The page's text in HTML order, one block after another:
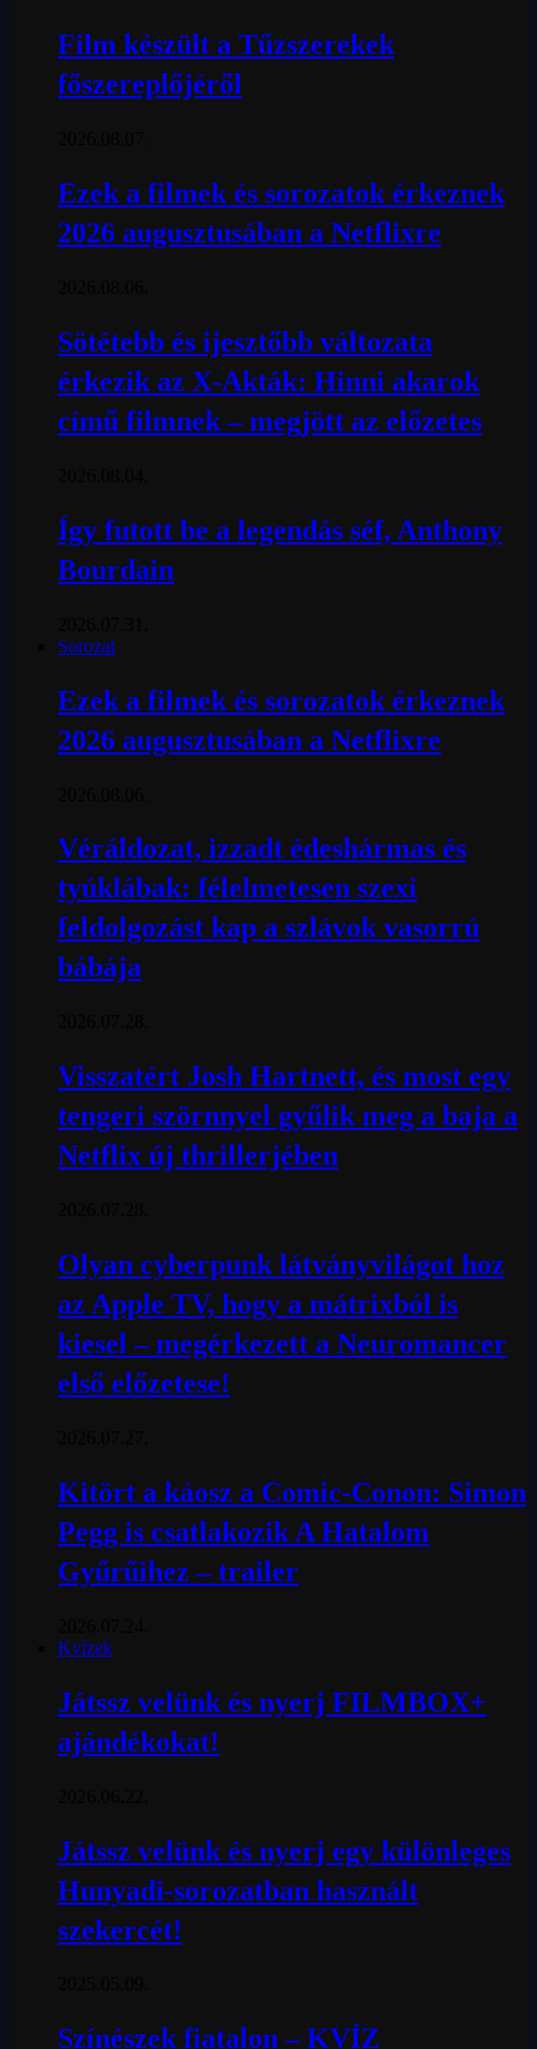
Film készült a Tűzszerekek
főszereplőjéről
Ezek a filmek és sorozatok érkeznek
2026 augusztusában a Netflixre
Sötétebb és ijesztőbb változata
érkezik az X-Akták: Hinni akarok
című filmnek – megjött az előzetes
Így futott be a legendás séf, Anthony
Bourdain
Sorozat
Ezek a filmek és sorozatok érkeznek
2026 augusztusában a Netflixre
Véráldozat, izzadt édeshármas és
tyúklábak: félelmetesen szexi
feldolgozást kap a szlávok vasorrú
bábája
Visszatért Josh Hartnett, és most egy
tengeri szörnnyel gyűlik meg a baja a
Netflix új thrillerjében
Olyan cyberpunk látványvilágot hoz
az Apple TV, hogy a mátrixból is
kiesel – megérkezett a Neuromancer
első előzetese!
Kitört a káosz a Comic-Conon: Simon
Pegg is csatlakozik A Hatalom
Gyűrűihez – trailer
Kvízek
Játssz velünk és nyerj FILMBOX+
ajándékokat!
Játssz velünk és nyerj egy különleges
Hunyadi-sorozatban használt
szekercét!
Színészek fiatalon – KVÍZ